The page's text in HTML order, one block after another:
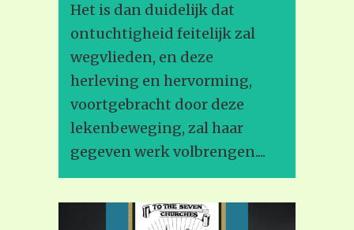
Het is dan duidelijk dat
ontuchtigheid feitelijk zal
wegvlieden, en deze
herleving en hervorming,
voortgebracht door deze
lekenbeweging, zal haar
gegeven werk volbrengen....